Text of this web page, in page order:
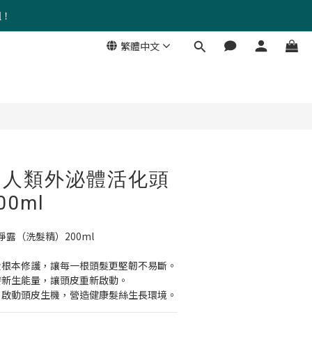
繁體中文
類外泌體活化頭
露（洗髮精）200ml
本修護，讓每一根頭髮更堅韌不易斷。
生能量，讓頭皮重新啟動。
動頭皮生機，營造健康髮絲生長環境。
立即購買